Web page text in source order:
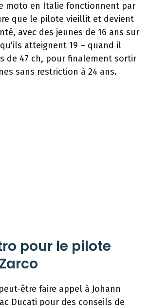
moto en Italie fonctionnent par
que le pilote vieillit et devient
avec des jeunes de 16 ans sur
qu’ils atteignent 19 – quand il
de 47 ch, pour finalement sortir
sans restriction à 24 ans.
pour le pilote
être faire appel à Johann
Ducati pour des conseils de